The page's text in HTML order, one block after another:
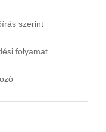
szerint
folyamat